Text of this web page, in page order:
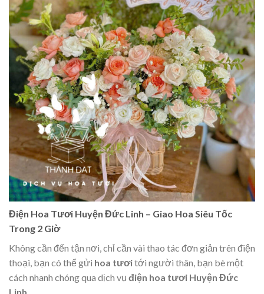
Điện Hoa Tươi Huyện Đức Linh – Giao Hoa Siêu Tốc
Trong 2 Giờ
Không cần đến tận nơi, chỉ cần vài thao tác đơn giản trên điện
thoại, bạn có thể gửi hoa tươitới người thân, bạn bè một
cách nhanh chóng qua dịch vụ điện hoa tươi Huyện Đức